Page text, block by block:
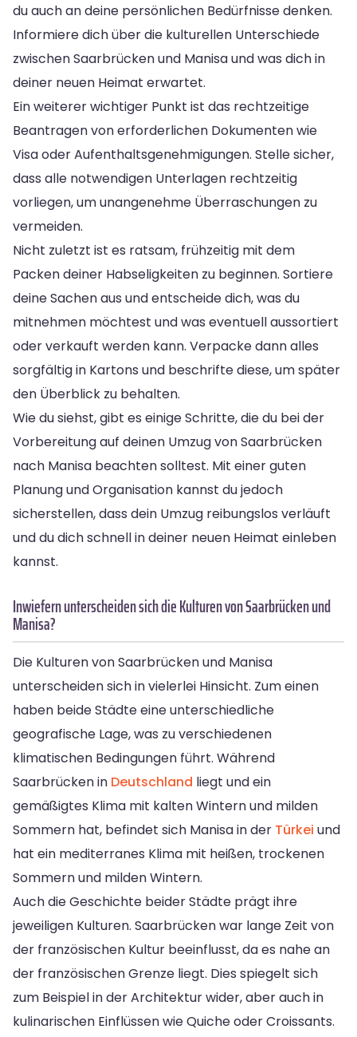
du auch an deine persönlichen Bedürfnisse denken.
Informiere dich über die kulturellen Unterschiede
zwischen Saarbrücken und Manisa und was dich in
deiner neuen Heimat erwartet.
Ein weiterer wichtiger Punkt ist das rechtzeitige
Beantragen von erforderlichen Dokumenten wie
Visa oder Aufenthaltsgenehmigungen. Stelle sicher,
dass alle notwendigen Unterlagen rechtzeitig
vorliegen, um unangenehme Überraschungen zu
vermeiden.
Nicht zuletzt ist es ratsam, frühzeitig mit dem
Packen deiner Habseligkeiten zu beginnen. Sortiere
deine Sachen aus und entscheide dich, was du
mitnehmen möchtest und was eventuell aussortiert
oder verkauft werden kann. Verpacke dann alles
sorgfältig in Kartons und beschrifte diese, um später
den Überblick zu behalten.
Wie du siehst, gibt es einige Schritte, die du bei der
Vorbereitung auf deinen Umzug von Saarbrücken
nach Manisa beachten solltest. Mit einer guten
Planung und Organisation kannst du jedoch
sicherstellen, dass dein Umzug reibungslos verläuft
und du dich schnell in deiner neuen Heimat einleben
kannst.
Inwiefern unterscheiden sich die Kulturen von Saarbrücken und
Manisa?
Die Kulturen von Saarbrücken und Manisa
unterscheiden sich in vielerlei Hinsicht. Zum einen
haben beide Städte eine unterschiedliche
geografische Lage, was zu verschiedenen
klimatischen Bedingungen führt. Während
Saarbrücken in Deutschland liegt und ein
gemäßigtes Klima mit kalten Wintern und milden
Sommern hat, befindet sich Manisa in der Türkei und
hat ein mediterranes Klima mit heißen, trockenen
Sommern und milden Wintern.
Auch die Geschichte beider Städte prägt ihre
jeweiligen Kulturen. Saarbrücken war lange Zeit von
der französischen Kultur beeinflusst, da es nahe an
der französischen Grenze liegt. Dies spiegelt sich
zum Beispiel in der Architektur wider, aber auch in
kulinarischen Einflüssen wie Quiche oder Croissants.